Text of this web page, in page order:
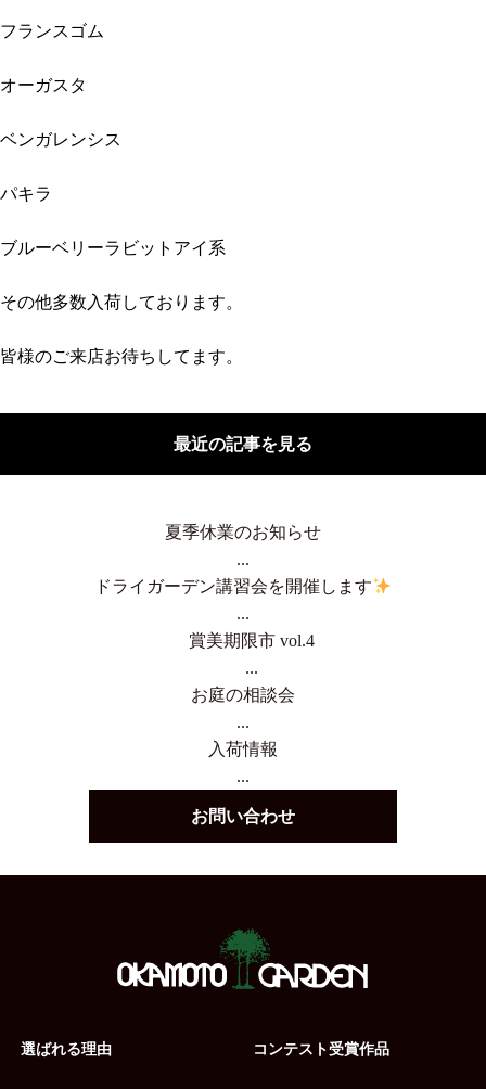
フランスゴム
オーガスタ
ベンガレンシス
パキラ
ブルーベリーラビットアイ系
その他多数入荷しております。
皆様のご来店お待ちしてます。
最近の記事を見る
夏季休業のお知らせ
...
ドライガーデン講習会を開催します
...
賞美期限市 vol.4
...
お庭の相談会
...
入荷情報
...
お問い合わせ
選ばれる理由 コンテスト受賞作品